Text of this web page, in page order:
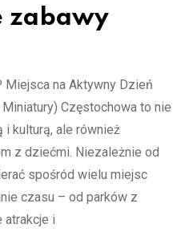
zabawy
na Aktywny Dzień
Częstochowa to nie
kulturą, ale również
z dziećmi. Niezależnie od
spośród wielu miejsc
czasu – od parków z
atrakcje i